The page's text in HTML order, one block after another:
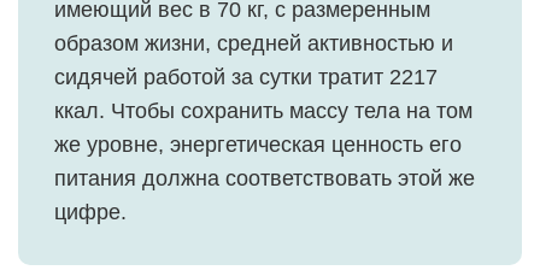
имеющий вес в 70 кг, с размеренным
образом жизни, средней активностью и
сидячей работой за сутки тратит 2217
ккал. Чтобы сохранить массу тела на том
же уровне, энергетическая ценность его
питания должна соответствовать этой же
цифре.